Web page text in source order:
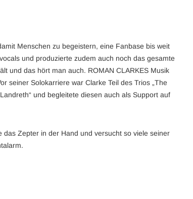
Menschen zu begeistern, eine Fanbase bis weit
und produzierte zudem auch noch das gesamte
und das hört man auch. ROMAN CLARKES Musik
seiner Solokarriere war Clarke Teil des Trios „The
und begleitete diesen auch als Support auf
das Zepter in der Hand und versucht so viele seiner